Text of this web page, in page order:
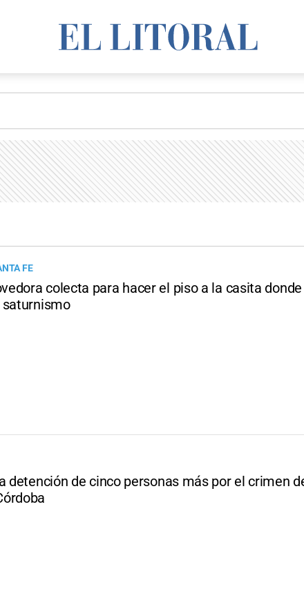
FE
colecta para hacer el piso a la casita
saturnismo
detención de cinco personas más por el crimen